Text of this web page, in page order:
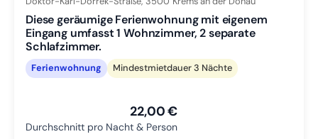
Diese geräumige Ferienwohnung mit eigenem
Eingang umfasst 1 Wohnzimmer, 2 separate
Schlafzimmer.
Ferienwohnung Mindestmietdauer 3 Nächte
22,00 €
Durchschnitt pro Nacht & Person